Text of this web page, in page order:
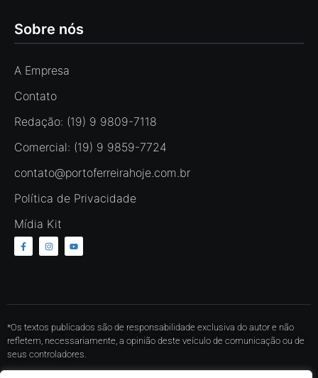
Sobre nós
A Empresa
Contato
Redação: (19) 9 9809-7118
Comercial: (19) 9 9859-7724
contato@portoferreirahoje.com.br
Política de Privacidade
Mídia Kit
*Os textos publicados são de responsabilidade exclusiva do autor e não
refletem, necessariamente, a opinião deste veículo de comunicação ou de
seus controladores.